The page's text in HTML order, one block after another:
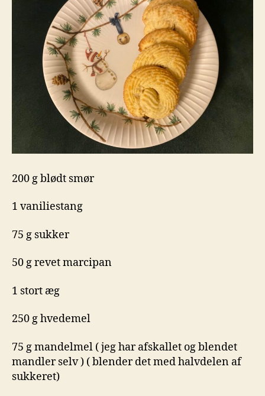
200 g blødt smør
1 vaniliestang
75 g sukker
50 g revet marcipan
1 stort æg
250 g hvedemel
75 g mandelmel ( jeg har afskallet og blendet
mandler selv ) ( blender det med halvdelen af
sukkeret)